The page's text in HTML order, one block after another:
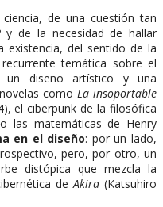
de una cuestión tan
y de la necesidad de hallar
existencia, del sentido de la
temática sobre el
un diseño artístico y una
como La insoportable
el ciberpunk de la filosófica
las matemáticas de Henry
en el diseño: por un lado,
pero, por otro, un
distópica que mezcla la
deAkira (Katsuhiro